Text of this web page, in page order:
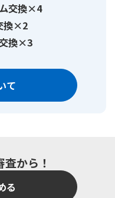
交換×4
換×2
換×3
て
から！
る